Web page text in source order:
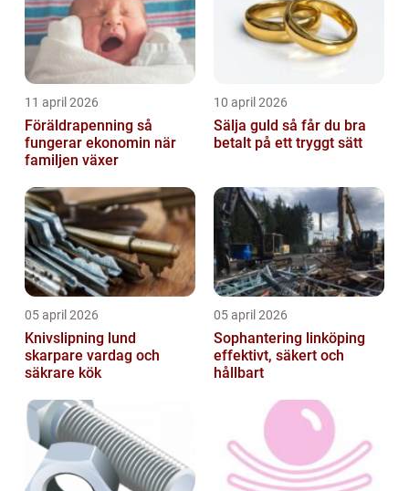
11 april 2026
Föräldrapenning så
fungerar ekonomin när
familjen växer
10 april 2026
Sälja guld så får du bra
betalt på ett tryggt sätt
05 april 2026
Knivslipning lund
skarpare vardag och
säkrare kök
05 april 2026
Sophantering linköping
effektivt, säkert och
hållbart